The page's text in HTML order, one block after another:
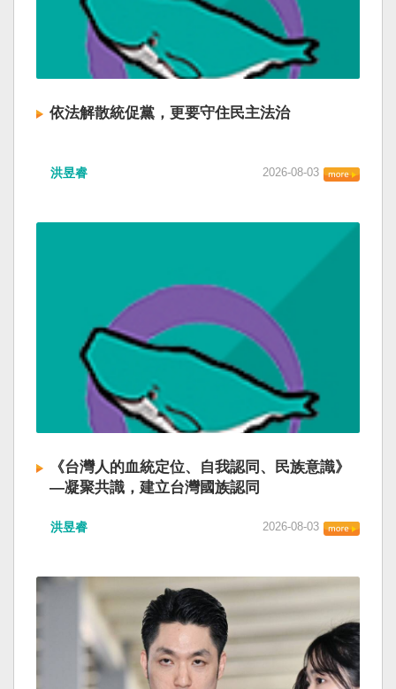
依法解散統促黨，更要守住民主法治
洪昱睿 2026-08-03
《台灣人的血統定位、自我認同、民族意識》
—凝聚共識，建立台灣國族認同
洪昱睿 2026-08-03